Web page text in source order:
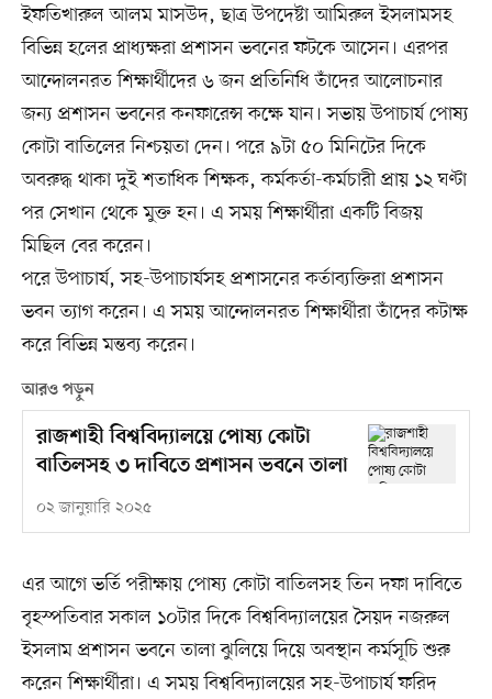
ইফতিখারুল আলম মাসউদ, ছাত্র উপদেষ্টা আমিরুল ইসলামসহ
বিভিন্ন হলের প্রাধ্যক্ষরা প্রশাসন ভবনের ফটকে আসেন। এরপর
আন্দোলনরত শিক্ষার্থীদের ৬ জন প্রতিনিধি তাঁদের আলোচনার
জন্য প্রশাসন ভবনের কনফারেন্স কক্ষে যান। সভায় উপাচার্য পোষ্য
কোটা বাতিলের নিশ্চয়তা দেন। পরে ৯টা ৫০ মিনিটের দিকে
অবরুদ্ধ থাকা দুই শতাধিক শিক্ষক, কর্মকর্তা-কর্মচারী প্রায় ১২ ঘণ্টা
পর সেখান থেকে মুক্ত হন। এ সময় শিক্ষার্থীরা একটি বিজয়
মিছিল বের করেন।
পরে উপাচার্য, সহ-উপাচার্যসহ প্রশাসনের কর্তাব্যক্তিরা প্রশাসন
ভবন ত্যাগ করেন। এ সময় আন্দোলনরত শিক্ষার্থীরা তাঁদের কটাক্ষ
করে বিভিন্ন মন্তব্য করেন।
আরও পড়ুন
রাজশাহী বিশ্ববিদ্যালয়ে পোষ্য কোটা
বাতিলসহ ৩ দাবিতে প্রশাসন ভবনে তালা
০২ জানুয়ারি ২০২৫
এর আগে ভর্তি পরীক্ষায় পোষ্য কোটা বাতিলসহ তিন দফা দাবিতে
বৃহস্পতিবার সকাল ১০টার দিকে বিশ্ববিদ্যালয়ের সৈয়দ নজরুল
ইসলাম প্রশাসন ভবনে তালা ঝুলিয়ে দিয়ে অবস্থান কর্মসূচি শুরু
করেন শিক্ষার্থীরা। এ সময় বিশ্ববিদ্যালয়ের সহ-উপাচার্য ফরিদ